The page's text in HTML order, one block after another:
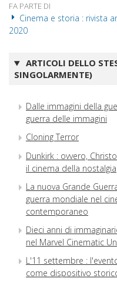
FA PARTE DI
Cinema e storia : rivista
2020
ARTICOLI DELLO
SINGOLARMENTE)
Dalle immagini della
guerra delle immagini
Cloning Terror
Dunkirk : ovvero,
il cinema della nostalgia
La nuova Grande
guerra mondiale nel
contemporaneo
Dieci anni di
nel Marvel Cinematic
L'11 settembre :
come dispositivo